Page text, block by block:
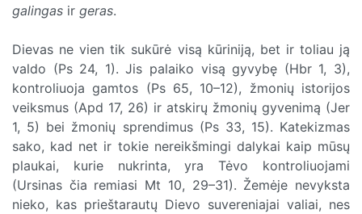
galingas ir geras.
Dievas ne vien tik sukūrė visą kūriniją, bet ir toliau ją
valdo (Ps 24, 1). Jis palaiko visą gyvybę (Hbr 1, 3),
kontroliuoja gamtos (Ps 65, 10–12), žmonių istorijos
veiksmus (Apd 17, 26) ir atskirų žmonių gyvenimą (Jer
1, 5) bei žmonių sprendimus (Ps 33, 15). Katekizmas
sako, kad net ir tokie nereikšmingi dalykai kaip mūsų
plaukai, kurie nukrinta, yra Tėvo kontroliuojami
(Ursinas čia remiasi Mt 10, 29–31). Žemėje nevyksta
nieko, kas prieštarautų Dievo suvereniajai valiai, nes